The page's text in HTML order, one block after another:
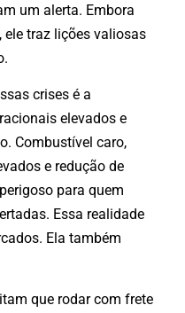
um alerta. Embora
traz lições valiosas
crises é a
elevados e
Combustível caro,
e redução de
para quem
Essa realidade
Ela também
que rodar com frete